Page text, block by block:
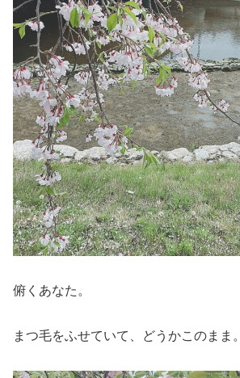
俯くあなた。
まつ毛をふせていて、どうかこのまま。